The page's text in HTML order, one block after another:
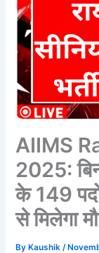
AIIMS
2025:
के 149
से मिलेगा
By Kaushik/